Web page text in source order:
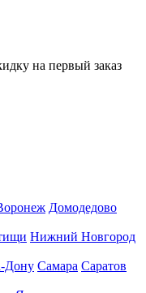
на первый заказ
Домодедово
Нижний Новгород
Дону Самара Саратов